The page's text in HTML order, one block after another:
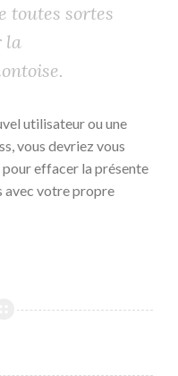
toutes sortes
la
utilisateur ou une
vous devriez vous
pour effacer la présente
avec votre propre